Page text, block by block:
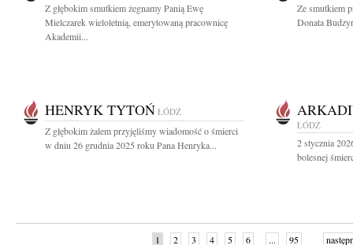
Z głębokim smutkiem żegnamy Panią Ewę
Mielczarek wieloletnią, emerytowaną pracownicę
Akademii...
Ze smutkiem
Donata
HENRYK TYTOŃ ŁÓDŹ
Z głębokim żalem przyjęliśmy wiadomość o śmierci
w dniu 26 grudnia 2025 roku Pana Henryka...
ŁÓDŹ
2 stycznia
bolesnej
1 2 3 4 5 6 ... 95